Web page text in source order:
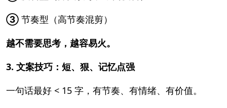
③ 节奏型（高节奏混剪）
越不需要思考，越容易火。
3. 文案技巧：短、狠、记忆点强
一句话最好 < 15 字，有节奏、有情绪、有价值。